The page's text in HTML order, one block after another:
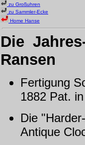
zu Großuhren
zu Sammler-Ecke
Home Hanse
Die
Ransen
Fertigung
1882 Pat.
Die
Antique